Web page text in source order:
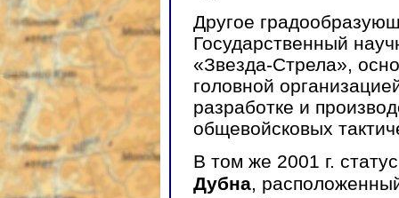
Другое
Государственный
«Звезда-Стрела»,
головной
разработке и
общевойсковых
В том же 2001 г.
Дубна,